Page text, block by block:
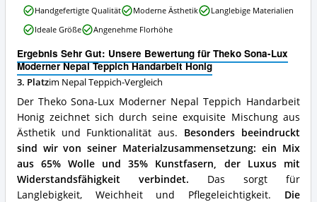
dieser
Nepal
Teppich
erhältlich?
Ergebnis Sehr Gut: Unsere Bewertung für Theko Sona-Lux
Moderner Nepal Teppich Handarbeit Honig
3. Platzim Nepal Teppich-Vergleich
Der Theko Sona-Lux Moderner Nepal Teppich Handarbeit
Honig zeichnet sich durch seine exquisite Mischung aus
Ästhetik und Funktionalität aus. Besonders beeindruckt
sind wir von seiner Materialzusammensetzung: ein Mix
aus 65% Wolle und 35% Kunstfasern, der Luxus mit
Widerstandsfähigkeit verbindet. Das sorgt für
Langlebigkeit, Weichheit und Pflegeleichtigkeit. Die
Theko
Sona-
Lux
Nepal
Teppich
Handarbeit
Honig
Vorteile:
Was
spricht
für
diesen
Nepal
Teppich?
Handgefertigte Qualität Moderne Ästhetik
Langlebige Materialien
Ideale Größe
Angenehme Florhöhe